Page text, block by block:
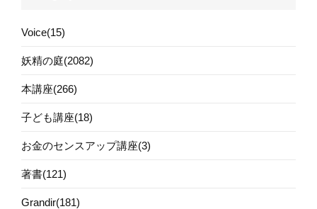
Voice(15)
妖精の庭(2082)
本講座(266)
子ども講座(18)
お金のセンスアップ講座(3)
著書(121)
Grandir(181)